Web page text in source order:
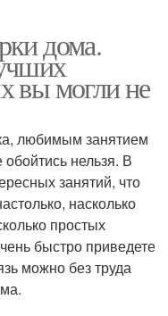
дома.
вы могли не
любимым занятием
обойтись нельзя. В
занятий, что
насколько
простых
быстро приведете
можно без труда